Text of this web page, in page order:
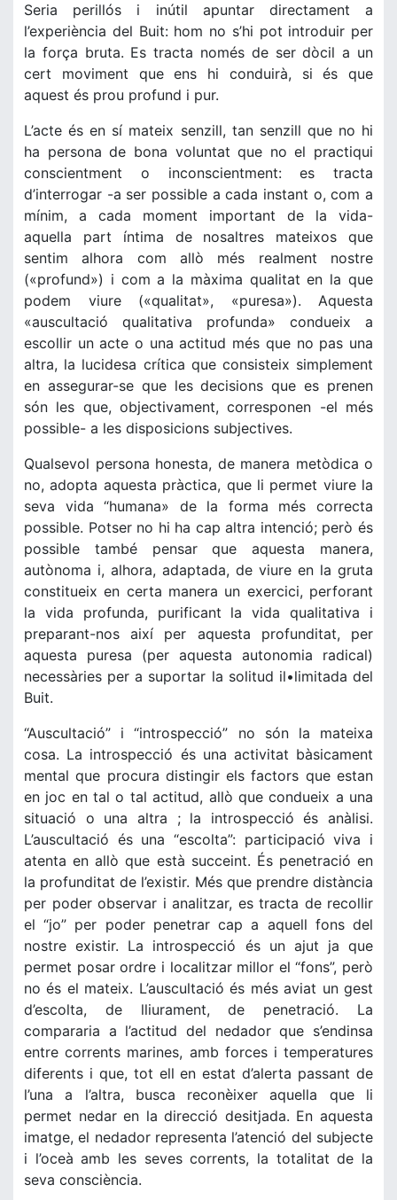
Seria perillós i inútil apuntar directament a
l’experiència del Buit: hom no s’hi pot introduir per
la força bruta. Es tracta només de ser dòcil a un
cert moviment que ens hi conduirà, si és que
aquest és prou profund i pur.
L’acte és en sí mateix senzill, tan senzill que no hi
ha persona de bona voluntat que no el practiqui
conscientment o inconscientment: es tracta
d’interrogar -a ser possible a cada instant o, com a
mínim, a cada moment important de la vida-
aquella part íntima de nosaltres mateixos que
sentim alhora com allò més realment nostre
(«profund») i com a la màxima qualitat en la que
podem viure («qualitat», «puresa»). Aquesta
«auscultació qualitativa profunda» condueix a
escollir un acte o una actitud més que no pas una
altra, la lucidesa crítica que consisteix simplement
en assegurar-se que les decisions que es prenen
són les que, objectivament, corresponen -el més
possible- a les disposicions subjectives.
Qualsevol persona honesta, de manera metòdica o
no, adopta aquesta pràctica, que li permet viure la
seva vida “humana» de la forma més correcta
possible. Potser no hi ha cap altra intenció; però és
possible també pensar que aquesta manera,
autònoma i, alhora, adaptada, de viure en la gruta
constitueix en certa manera un exercici, perforant
la vida profunda, purificant la vida qualitativa i
preparant-nos així per aquesta profunditat, per
aquesta puresa (per aquesta autonomia radical)
necessàries per a suportar la solitud il•limitada del
Buit.
“Auscultació” i “introspecció” no són la mateixa
cosa. La introspecció és una activitat bàsicament
mental que procura distingir els factors que estan
en joc en tal o tal actitud, allò que condueix a una
situació o una altra ; la introspecció és anàlisi.
L’auscultació és una “escolta”: participació viva i
atenta en allò que està succeint. És penetració en
la profunditat de l’existir. Més que prendre distància
per poder observar i analitzar, es tracta de recollir
el “jo” per poder penetrar cap a aquell fons del
nostre existir. La introspecció és un ajut ja que
permet posar ordre i localitzar millor el “fons”, però
no és el mateix. L’auscultació és més aviat un gest
d’escolta, de lliurament, de penetració. La
compararia a l’actitud del nedador que s’endinsa
entre corrents marines, amb forces i temperatures
diferents i que, tot ell en estat d’alerta passant de
l’una a l’altra, busca reconèixer aquella que li
permet nedar en la direcció desitjada. En aquesta
imatge, el nedador representa l’atenció del subjecte
i l’oceà amb les seves corrents, la totalitat de la
seva consciència.